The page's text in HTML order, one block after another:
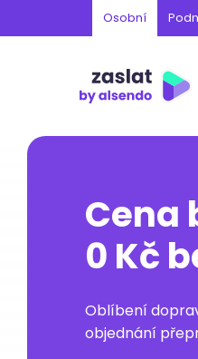
Osobní
Cena
0 Kč
Oblíbení
objednání